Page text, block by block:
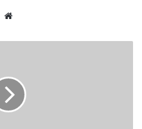
مصر مباشرة .
يذكر أن جمعية الاورمان قد
فى مشروع صك الاضحية
الاضاحى خارج بلد المضحى
الاضحى واجازت دار الافتاء